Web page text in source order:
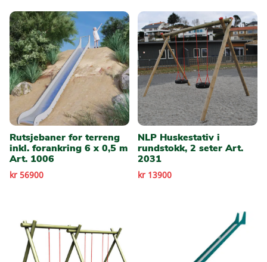
Rutsjebaner for terreng
inkl. forankring 6 x 0,5 m
Art. 1006
kr 56900
NLP Huskestativ i
rundstokk, 2 seter Art.
2031
kr 13900